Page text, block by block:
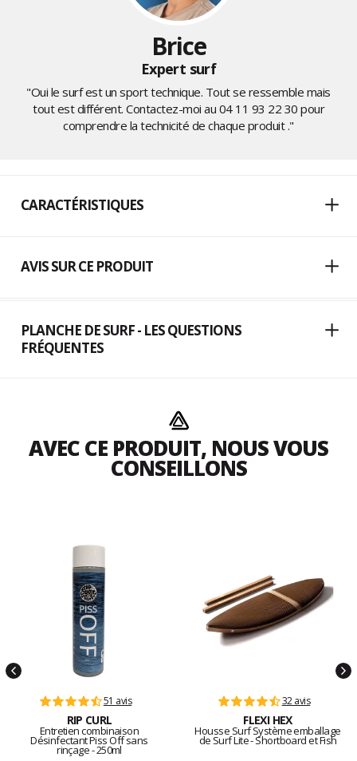
Brice
Expert surf
"Oui le surf est un sport technique. Tout se ressemble mais
tout est différent. Contactez-moi au 04 11 93 22 30 pour
comprendre la technicité de chaque produit ."
CARACTÉRISTIQUES
AVIS SUR CE PRODUIT
PLANCHE DE SURF - LES QUESTIONS
FRÉQUENTES
AVEC CE PRODUIT, NOUS VOUS
CONSEILLONS
51 avis
RIP CURL
Entretien combinaison
Désinfectant Piss Off sans
rinçage - 250ml
32 avis
FLEXI HEX
Housse Surf Système emballage
de Surf Lite - Shortboard et Fish